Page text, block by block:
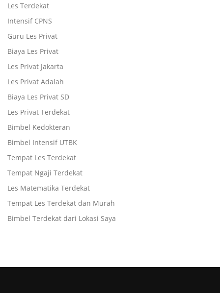
Les Terdekat
Intensif CPNS
Guru Les Privat
Biaya Les Privat
Les Privat Jakarta
Les Privat Adalah
Biaya Les Privat SD
Les Privat Terdekat
Bimbel Kedokteran
Bimbel Intensif UTBK
Tempat Les Terdekat
Tempat Ngaji Terdekat
Les Matematika Terdekat
Tempat Les Terdekat dan Murah
Bimbel Terdekat dari Lokasi Saya